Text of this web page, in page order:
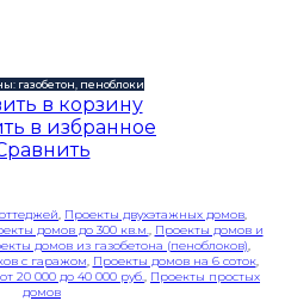
газобетон, пеноблоки
в корзину
в избранное
, Проекты двухэтажных домов,
домов до 300 кв.м., Проекты домов и
домов из газобетона (пеноблоков),
с гаражом, Проекты домов на 6 соток,
20 000 до 40 000 руб., Проекты простых
домов